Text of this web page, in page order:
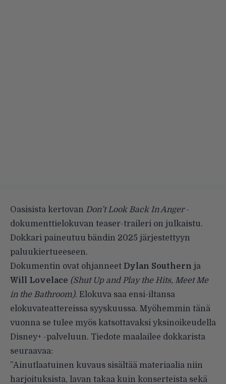
Oasisista kertovan Don’t Look Back In Anger-
dokumenttielokuvan teaser-traileri on julkaistu.
Dokkari paineutuu bändin 2025 järjestettyyn
paluukiertueeseen.
Dokumentin ovat ohjanneet Dylan Southern ja
Will Lovelace (Shut Up and Play the Hits, Meet Me
in the Bathroom). Elokuva saa ensi-iltansa
elokuvateattereissa syyskuussa. Myöhemmin tänä
vuonna se tulee myös katsottavaksi yksinoikeudella
Disney+ -palveluun. Tiedote maalailee dokkarista
seuraavaa:
”Ainutlaatuinen kuvaus sisältää materiaalia niin
harjoituksista, lavan takaa kuin konserteista sekä